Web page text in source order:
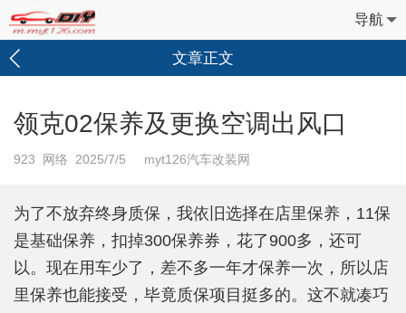
导航
文章正文
领克02保养及更换空调出风口
923 网络 2025/7/5 myt126汽车改装网
为了不放弃终身质保，我依旧选择在店里保养，11保
是基础保养，扣掉300保养券，花了900多，还可
以。现在用车少了，差不多一年才保养一次，所以店
里保养也能接受，毕竟质保项目挺多的。这不就凑巧